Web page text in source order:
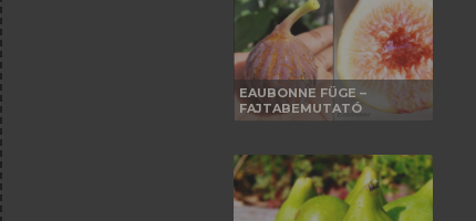
EAUBONNE FÜGE –
FAJTABEMUTATÓ